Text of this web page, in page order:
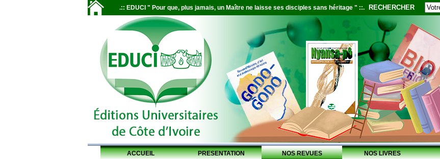
.:: EDUCI " Pour que, plus jamais, un Maître ne laisse ses disciples sans héritage " ::. RECHERCHER
ACCUEIL PRESENTATION NOS REVUES NOS LIVRES